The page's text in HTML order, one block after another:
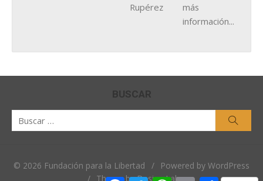
más
información...
BUSCAR
© 2026 Fundación para la Libertad /
Powered by WordPress
/ Theme by Design Lab